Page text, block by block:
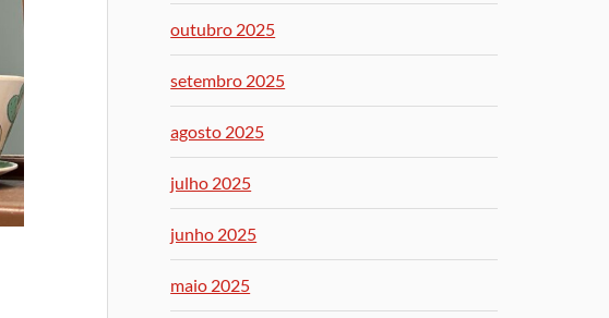
outubro 2025
setembro 2025
agosto 2025
julho 2025
junho 2025
maio 2025